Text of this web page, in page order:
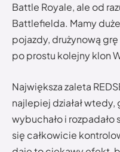
Battle Royale, ale od
Battlefielda. Mamy
pojazdy, drużynową
po prostu kolejny klon
Największa zaleta
najlepiej działał
wybuchało i
się całkowicie